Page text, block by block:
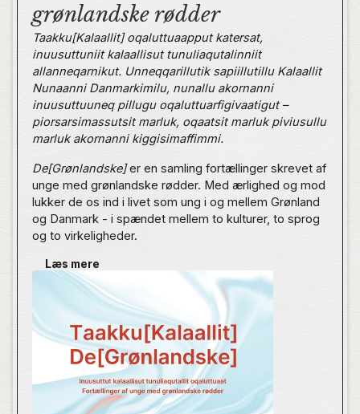
grønlandske rødder
Taakku[Kalaallit] oqaluttuaapput katersat,
inuusuttuniit kalaallisut tunuliaqutalinniit
allanneqarnikut. Unneqqarillutik sapiillutillu Kalaallit
Nunaanni Danmarkimilu, nunallu akornanni
inuusuttuuneq pillugu oqaluttuarfigivaatigut –
piorsarsimassutsit marluk, oqaatsit marluk piviusullu
marluk akornanni kiggisimaffimmi.
De[Grønlandske]er en samling fortællinger skrevet af
unge med grønlandske rødder. Med ærlighed og mod
lukker de os ind i livet som ung i og mellem Grønland
og Danmark - i spændet mellem to kulturer, to sprog
og to virkeligheder.
Bogen har til formål at give ordet til unge med
grønlandsk baggrund, fordi mange ikke genkender sig
selv i de eksisterende fortællinger om Grønland og
grønlændere i den offentlige debat.
Deres perspektiver og erfaringer er ofte overset eller
underrepræsenterede, og derfor er det afgørende, at
de selv får mulighed for at definere kollektive
fortælling om, hvordan det er at være ung med
Læs mere